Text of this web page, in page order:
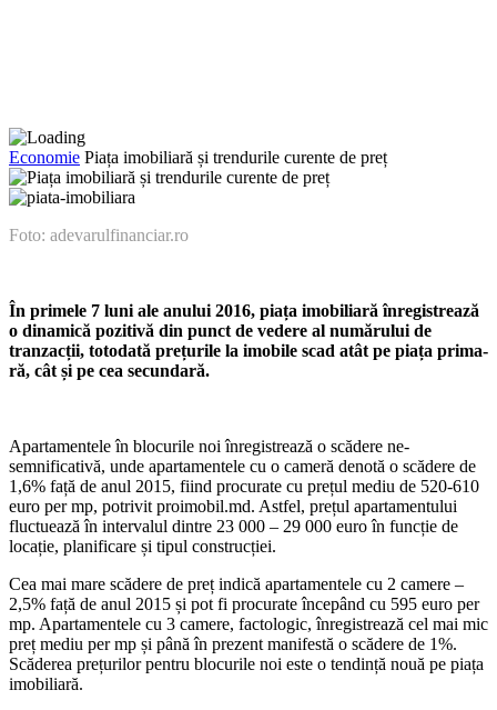
Economie Piața imobiliară și trendurile curente de preț
Foto: adevarulfinanciar.ro
În primele 7 luni ale anului 2016, piața imobiliară în­registrează
o dinamică po­zitivă din punct de vedere al numărului de
tranzacții, totodată prețurile la imobi­le scad atât pe piața prima­
ră, cât și pe cea secundară.
Apartamentele în blocurile noi înregistrează o scădere ne­
semnificativă, unde apartamen­tele cu o cameră denotă o scă­dere de
1,6% față de anul 2015, fiind procurate cu prețul mediu de 520-610
euro per mp, potrivit proimobil.md. Astfel, prețul apar­tamentului
fluctuează în interva­lul dintre 23 000 – 29 000 euro în funcție de
locație, planificare și tipul construcției.
Cea mai mare scădere de preț indică apartamentele cu 2 came­re –
2,5% față de anul 2015 și pot fi procurate începând cu 595 euro per
mp. Apartamentele cu 3 ca­mere, factologic, înregistrează cel mai mic
preț mediu per mp și până în prezent manifestă o scădere de 1%.
Scăderea prețurilor pentru blocurile noi este o tendință nouă pe piața
imobiliară.